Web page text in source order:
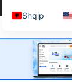
Shqip